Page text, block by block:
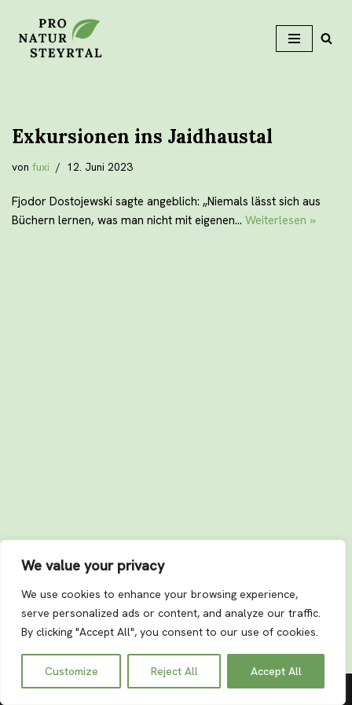
We value your privacy
We use cookies to enhance your browsing experience,
serve personalized ads or content, and analyze our traffic.
By clicking "Accept All", you consent to our use of cookies.
Customize Reject All Accept All
Zum
Inhalt
Exkursionen ins Jaidhaustal
von fuxi 12. Juni 2023
Fjodor Dostojewski sagte angeblich: „Niemals lässt sich aus
Büchern lernen, was man nicht mit eigenen… Weiterlesen »
Datenschutzerklärung
Impressum
Neve| Präsentiert vonWordPress